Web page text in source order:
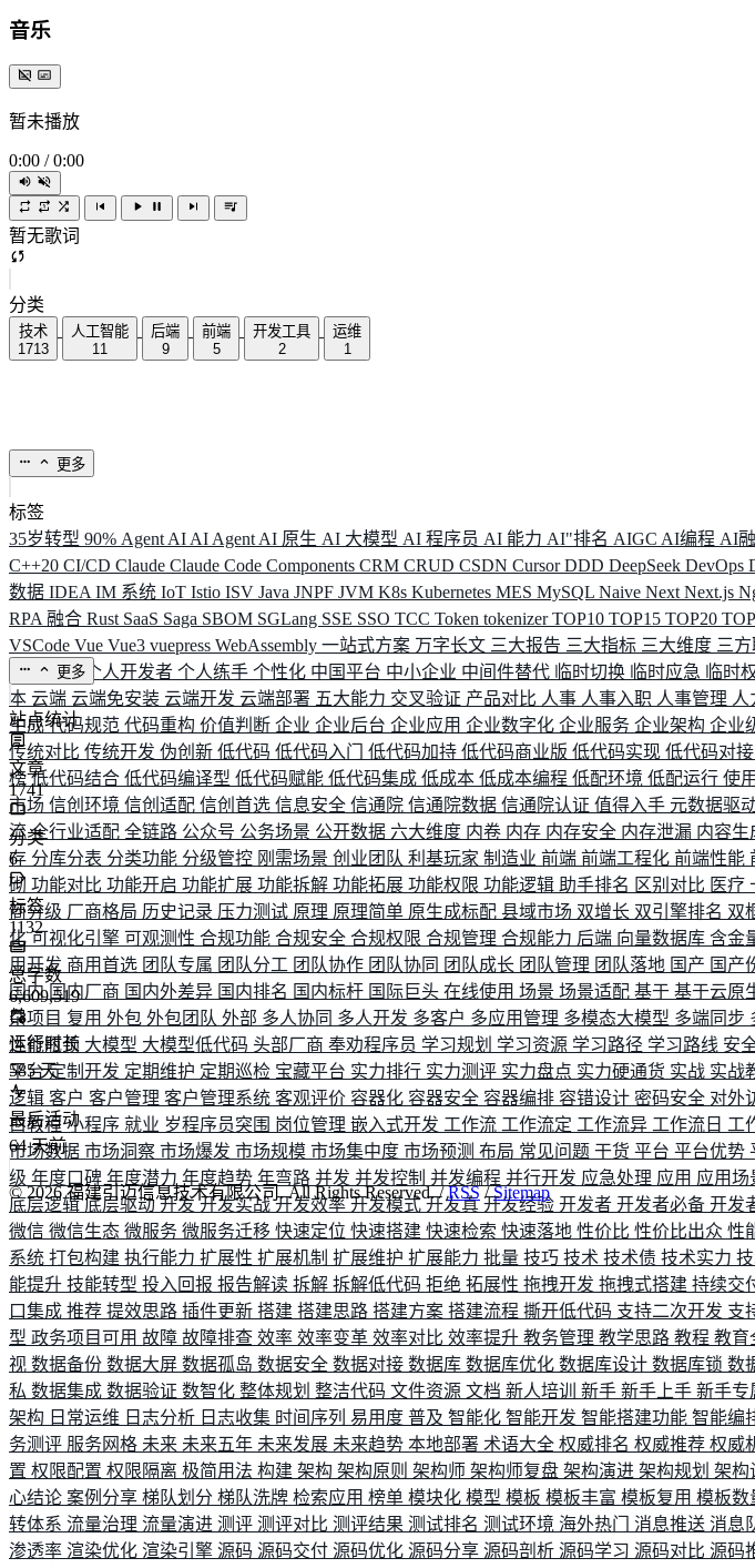
音乐
暂未播放
0:00 / 0:00
暂无歌词
分类
技术
1713
人工智能
11
后端
9
前端
5
开发工具
2
运维
1
更多
标签
35岁转型 90% Agent AI AI Agent AI 原生 AI 大模型 AI 程序员 AI 能力 AI"排名 AIGC AI编程 AI
C++20 CI/CD Claude Claude Code Components CRM CRUD CSDN CursorDDD DeepSeek DevOps
数据 IDEA IM 系统 IoT Istio ISV Java JNPF JVM K8s Kubernetes MES MySQL Naive Next Next.js
RPA 融合 Rust SaaS Saga SBOM SGLang SSE SSO TCC Token tokenizerTOP10 TOP15 TOP20
VSCode Vue Vue3 vuepress WebAssembly 一站式方案 万字长文 三大报告 三大指标 三大维度 三
业务连续个人开发者 个人练手 个性化 中国平台 中小企业 中间件替代 临时切换 临时应急 临时
本 云端 云端免安装 云端开发 云端部署 五大能力 交叉验证 产品对比 人事 人事入职 人事管理 人
生成代码规范 代码重构 价值判断 企业 企业后台 企业应用 企业数字化 企业服务 企业架构 企业
传统对比 传统开发 伪创新 低代码 低代码入门 低代码加持 低代码商业版 低代码实现 低代码对接
榜低代码结合 低代码编译型 低代码赋能 低代码集成 低成本 低成本编程 低配环境 低配运行 使
市场 信创环境 信创适配 信创首选 信息安全 信通院 信通院数据 信通院认证 值得入手 元数据驱
流全行业适配 全链路 公众号 公务场景 公开数据 六大维度 内卷 内存 内存安全 内存泄漏 内容生
存 分库分表 分类功能 分级管控 刚需场景 创业团队 利基玩家 制造业 前端 前端工程化 前端性能
砌 功能对比 功能开启 功能扩展 功能拆解 功能拓展 功能权限 功能逻辑 助手排名 区别对比 医疗
商分级 厂商格局 历史记录 压力测试 原理 原理简单 原生成标配 县域市场 双增长 双引擎排名 双
化可视化引擎 可观测性 合规功能 合规安全 合规权限 合规管理 合规能力 后端 向量数据库 含金
用开发 商用首选 团队专属 团队分工 团队协作 团队协同 团队成长 团队管理 团队落地 国产 国产
国内国内厂商 国内外差异 国内排名 国内标杆 国际巨头 在线使用 场景 场景适配 基于 基于云原
杂项目 复用 外包 外包团队 外部 多人协同 多人开发 多客户 多应用管理 多模态大模型 多端同步
性能瓶颈 大模型 大模型低代码 头部厂商 奉劝程序员 学习规划 学习资源 学习路径 学习路线 安
平台定制开发 定期维护 定期巡检 宝藏平台 实力排行 实力测评 实力盘点 实力硬通货 实战 实战
逻辑 客户 客户管理 客户管理系统 客观评价 容器化 容器安全 容器编排 容错设计 密码安全 对外
白教程小程序 就业 岁程序员突围 岗位管理 嵌入式开发 工作流 工作流定 工作流异 工作流日 工
市场数据 市场洞察 市场爆发 市场规模 市场集中度 市场预测 布局 常见问题 干货 平台 平台优势
级 年度口碑 年度潜力 年度趋势 年弯路 并发 并发控制 并发编程 并行开发 应急处理 应用 应用场
底层逻辑底层驱动开发开发实战开发效率开发模式开发真开发经验 开发者 开发者必备 开发
微信 微信生态 微服务 微服务迁移 快速定位 快速搭建 快速检索 快速落地 性价比 性价比出众 性
系统 打包构建 执行能力 扩展性 扩展机制 扩展维护 扩展能力 批量 技巧 技术 技术债 技术实力
能提升 技能转型 投入回报 报告解读 拆解 拆解低代码 拒绝 拓展性 拖拽开发 拖拽式搭建 持续交
口集成 推荐 提效思路 插件更新 搭建 搭建思路 搭建方案 搭建流程 撕开低代码 支持二次开发 支
型 政务项目可用 故障 故障排查 效率 效率变革 效率对比 效率提升 教务管理 教学思路 教程 教育
视 数据备份 数据大屏 数据孤岛 数据安全 数据对接 数据库 数据库优化 数据库设计 数据库锁 数
私 数据集成 数据验证 数智化 整体规划 整洁代码 文件资源 文档 新人培训 新手 新手上手 新手专
架构 日常运维 日志分析 日志收集 时间序列 易用度 普及 智能化 智能开发 智能搭建功能 智能编
务测评 服务网格 未来 未来五年 未来发展 未来趋势 本地部署 术语大全 权威排名 权威推荐 权威
置 权限配置 权限隔离 极简用法 构建 架构 架构原则 架构师 架构师复盘 架构演进 架构规划 架构
心结论 案例分享 梯队划分 梯队洗牌 检索应用 榜单 模块化 模型 模板 模板丰富 模板复用 模板数
转体系 流量治理 流量演进 测评 测评对比 测评结果 测试排名 测试环境 海外热门 消息推送 消息
渗透率 渲染优化 渲染引擎 源码 源码交付 源码优化 源码分享 源码剖析 源码学习 源码对比 源码
更多
站点统计
文章
1741
分类
6
标签
1132
总字数
6,609,519
运行时长
585 天
最后活动
64 天前
©2026福建引迈信息技术有限公司. All Rights Reserved. /RSS/Sitemap